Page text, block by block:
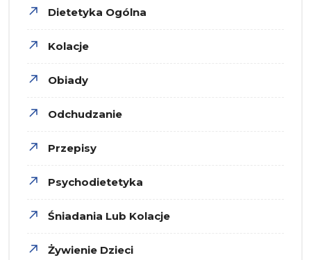
Dietetyka Ogólna
Kolacje
Obiady
Odchudzanie
Przepisy
Psychodietetyka
Śniadania Lub Kolacje
Żywienie Dzieci